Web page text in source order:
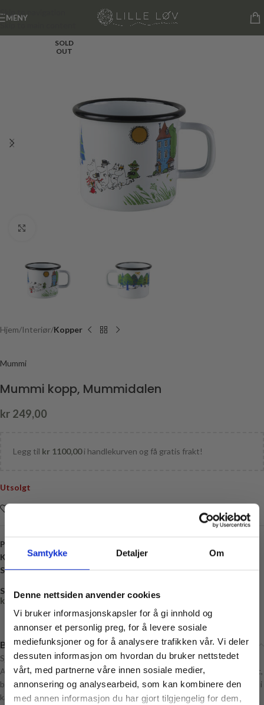
Samtykke Detaljer Om
Denne nettsiden anvender cookies
Vi bruker informasjonskapsler for å gi innhold og
annonser et personlig preg, for å levere sosiale
mediefunksjoner og for å analysere trafikken vår. Vi deler
dessuten informasjon om hvordan du bruker nettstedet
vårt, med partnerne våre innen sosiale medier,
annonsering og analysearbeid, som kan kombinere den
med annen informasjon du har gjort tilgjengelig for dem,
Skip to navigation
Skip to main content
MENY
SOLD
OUT
Hjem Interiør Kopper
Mummi
Mummi kopp, Mummidalen
kr 249,00
Legg til kr 1100,00i handlekurven og få gratis frakt!
Utsolgt
Produktnummer:
Kategori:Kopper
Stikkord:Emalje,Gave,Kopp,Mummi
Share:
kr 0,00
Beskrivelse
Sjarmerende Emaljekopp med mummimotiv fra Mummidalen fra Muurla.
Alle Muurla emaljeprodukter er laget for hånd med eksepsjonell kvalitet,
både i materiale og design. Muurla emaljeprodukter består av en kjerne i
karbonstål, som er dobbeltbelagt med emalje.